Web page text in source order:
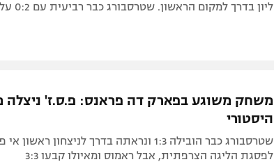
ליון בדרך למקום הראשון. שטרסבורג כבר רביעית עם 0:2 על ליל
משחק משוגע בפארק דה פראנס: פ.ס.ז' ניצלה
היסטורי
שטרסבורג כבר הובילה 1:3 ונראתה בדרך לניצחון
לפסגת הליגה הצרפתית, אבל ראמוס ומאיולו קבעו 3:3